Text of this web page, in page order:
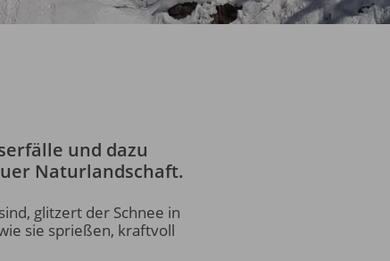
und dazu
Naturlandschaft.
glitzert der Schnee in
sie sprießen, kraftvoll